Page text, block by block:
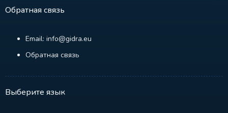
Обратная связь
Email: info@gidra.eu
Обратная связь
Выберите язык